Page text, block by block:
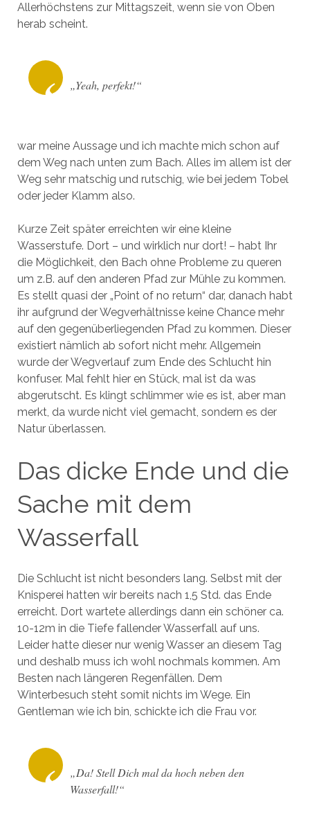
Allerhöchstens zur Mittagszeit, wenn sie von Oben
herab scheint.
„Yeah, perfekt!“
war meine Aussage und ich machte mich schon auf
dem Weg nach unten zum Bach. Alles im allem ist der
Weg sehr matschig und rutschig, wie bei jedem Tobel
oder jeder Klamm also.
Kurze Zeit später erreichten wir eine kleine
Wasserstufe. Dort – und wirklich nur dort! – habt Ihr
die Möglichkeit, den Bach ohne Probleme zu queren
um z.B. auf den anderen Pfad zur Mühle zu kommen.
Es stellt quasi der „Point of no return“ dar, danach habt
ihr aufgrund der Wegverhältnisse keine Chance mehr
auf den gegenüberliegenden Pfad zu kommen. Dieser
existiert nämlich ab sofort nicht mehr. Allgemein
wurde der Wegverlauf zum Ende des Schlucht hin
konfuser. Mal fehlt hier en Stück, mal ist da was
abgerutscht. Es klingt schlimmer wie es ist, aber man
merkt, da wurde nicht viel gemacht, sondern es der
Natur überlassen.
Das dicke Ende und die
Sache mit dem
Wasserfall
Die Schlucht ist nicht besonders lang. Selbst mit der
Knisperei hatten wir bereits nach 1,5 Std. das Ende
erreicht. Dort wartete allerdings dann ein schöner ca.
10-12m in die Tiefe fallender Wasserfall auf uns.
Leider hatte dieser nur wenig Wasser an diesem Tag
und deshalb muss ich wohl nochmals kommen. Am
Besten nach längeren Regenfällen. Dem
Winterbesuch steht somit nichts im Wege. Ein
Gentleman wie ich bin, schickte ich die Frau vor.
„Da! Stell Dich mal da hoch neben den
Wasserfall!“